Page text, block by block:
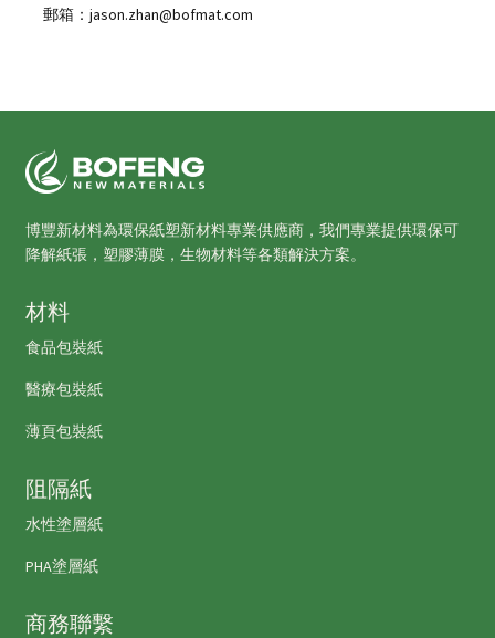
郵箱：jason.zhan@bofmat.com
博豐新材料為環保紙塑新材料專業供應商，我們專業提供環保可
降解紙張，塑膠薄膜，生物材料等各類解決方案。
材料
食品包裝紙
醫療包裝紙
薄頁包裝紙
阻隔紙
水性塗層紙
PHA塗層紙
商務聯繫